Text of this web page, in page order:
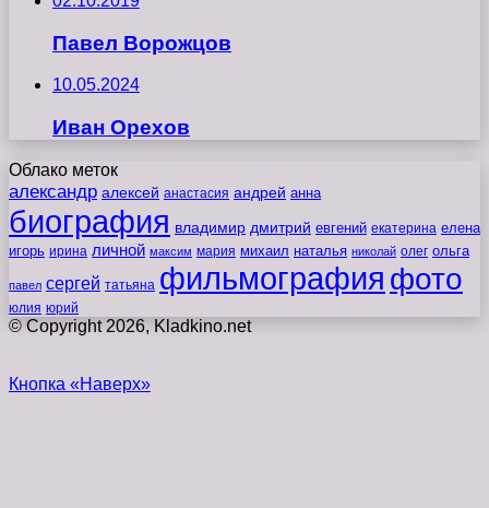
Павел Ворожцов
10.05.2024
Иван Орехов
Облако меток
александр алексей анастасия андрей анна
биография владимир дмитрий евгений екатерина елена
игорь ирина личной максим мария михаил наталья николай олег ольга
павел сергей татьяна фильмография фото
юлия юрий
© Copyright 2026, Kladkino.net
Кнопка «Наверх»